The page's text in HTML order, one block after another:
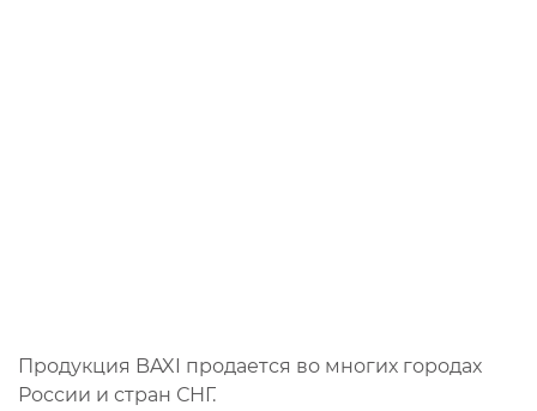
Продукция BAXI продается во многих городах
России и стран СНГ.